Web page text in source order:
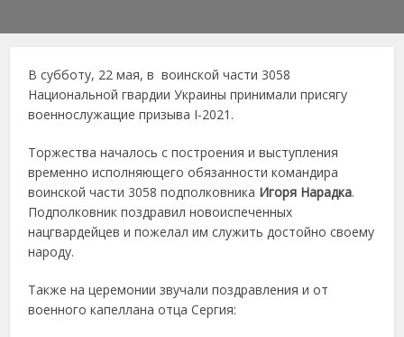
В субботу, 22 мая, в воинской части 3058
Национальной гвардии Украины принимали присягу
военнослужащие призыва I-2021.
Торжества началось с построения и выступления
временно исполняющего обязанности командира
воинской части 3058 подполковника Игоря Нарадка.
Подполковник поздравил новоиспеченных
нацгвардейцев и пожелал им служить достойно своему
народу.
Также на церемонии звучали поздравления и от
военного капеллана отца Сергия: